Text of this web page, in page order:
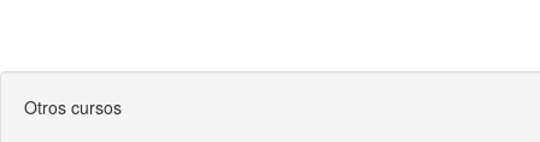
Otros cursos